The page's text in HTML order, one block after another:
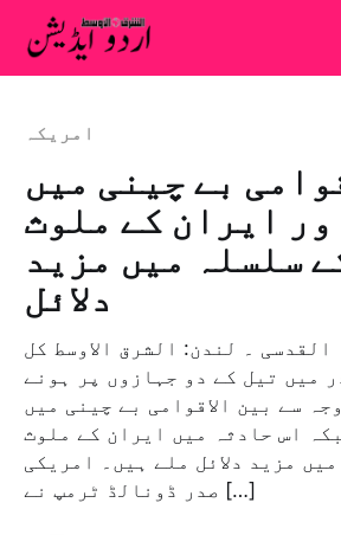
امريكہ
بے چینی میں
ایران کے ملوث
سلسلہ میں مزید
دلائل
القدسی ۔ لندن: الشرق الاوسط کل
میں تیل کے دو جہازوں پر ہونے
سے بین الاقوامی بے چینی میں
اس حادثہ میں ایران کے ملوث
مزید دلائل ملے ہیں۔ امریکی
صدر ڈونالڈ ٹرمپ نے […]